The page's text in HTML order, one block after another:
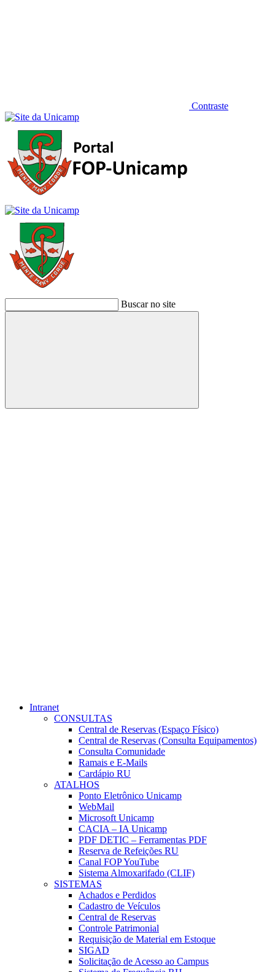
Contraste
Buscar no site
Buscar
Intranet
CONSULTAS
Central de Reservas (Espaço Físico)
Central de Reservas (Consulta Equipamentos)
Consulta Comunidade
Ramais e E-Mails
Cardápio RU
ATALHOS
Ponto Eletrônico Unicamp
WebMail
Microsoft Unicamp
CACIA – IA Unicamp
PDF DETIC – Ferramentas PDF
Reserva de Refeições RU
Canal FOP YouTube
Sistema Almoxarifado (CLIF)
SISTEMAS
Achados e Perdidos
Cadastro de Veículos
Central de Reservas
Controle Patrimonial
Requisição de Material em Estoque
SIGAD
Solicitação de Acesso ao Campus